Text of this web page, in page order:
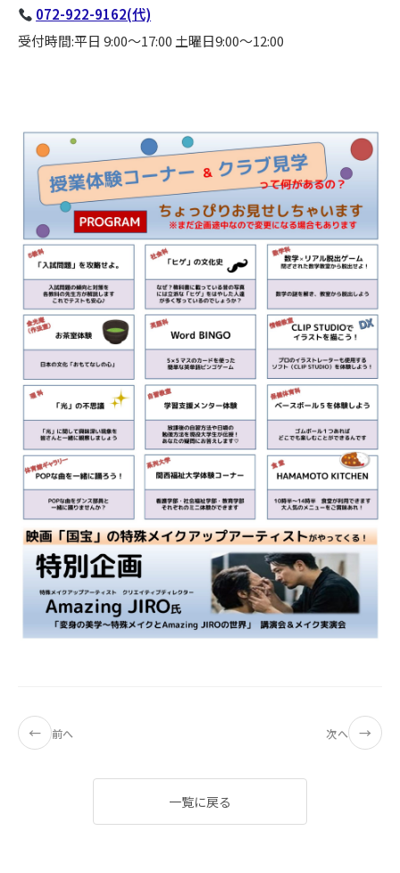
072-922-9162(代)
受付時間:平日 9:00〜17:00 土曜日9:00〜12:00
← 前へ 次へ →
一覧に戻る